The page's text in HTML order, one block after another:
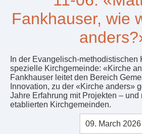
Fankhauser, wie
In der Evangelisch-methodistischen
spezielle Kirchgemeinde: «Kirche
Fankhauser leitet den Bereich
Innovation, zu der «Kirche anders»
Jahre Erfahrung mit Projekten – und
etablierten Kirchgemeinden.
09. March 2026